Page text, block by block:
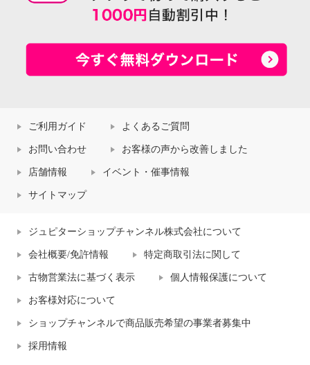
ご利用ガイド よくあるご質問
お問い合わせ お客様の声から改善しました
店舗情報 イベント・催事情報
サイトマップ
ジュピターショップチャンネル株式会社について
会社概要/免許情報 特定商取引法に関して
古物営業法に基づく表示 個人情報保護について
お客様対応について
ショップチャンネルで商品販売希望の事業者募集中
採用情報